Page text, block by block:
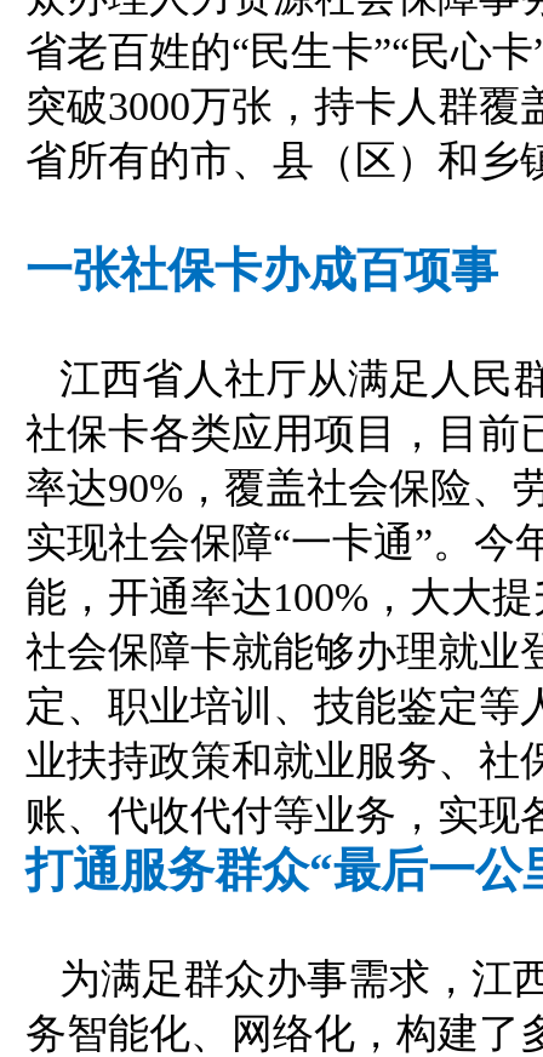
省老百姓的“民生卡”“民心
突破3000万张，持卡人群
省所有的市、县（区）和乡
一张社保卡办成百项事
江西省人社厅从满足人民
社保卡各类应用项目，目前
率达90%，覆盖社会保险、
实现社会保障“一卡通”。今
能，开通率达100%，大大
社会保障卡就能够办理就业
定、职业培训、技能鉴定等
业扶持政策和就业服务、社
账、代收代付等业务，实现
打通服务群众“最后一公
为满足群众办事需求，江
务智能化、网络化，构建了